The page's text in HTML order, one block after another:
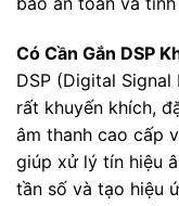
Có Cần Gắn DSP
DSP (Digital
rất khuyến khích,
âm thanh cao cấp
giúp xử lý tín hiệu
tần số và tạo hiệu